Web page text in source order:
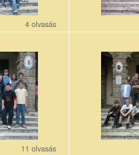
4 olvasás
11 olvasás
12e_200710_0.jpg